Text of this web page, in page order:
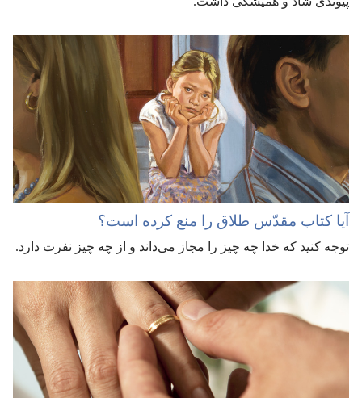
آیا کتاب مقدّس طلاق را منع کرده است؟‏
توجه کنید که خدا چه چیز را مجاز می‌داند و از چه چیز نفرت دارد.‏